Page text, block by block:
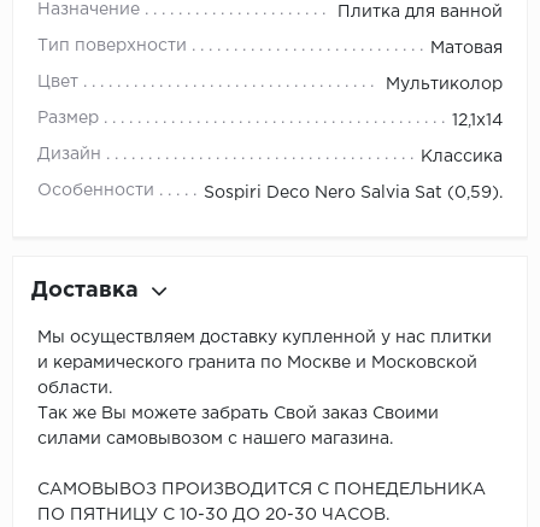
Назначение Плитка для ванной
Тип поверхности Матовая
Цвет Мультиколор
Размер 12,1x14
Дизайн Классика
Особенности Sospiri Deco Nero Salvia Sat (0,59).
Доставка
Мы осуществляем доставку купленной у нас плитки
и керамического гранита по Москве и Московской
области.
Так же Вы можете забрать Свой заказ Своими
силами самовывозом с нашего магазина.
САМОВЫВОЗ ПРОИЗВОДИТСЯ С ПОНЕДЕЛЬНИКА
ПО ПЯТНИЦУ С 10-30 ДО 20-30 ЧАСОВ.